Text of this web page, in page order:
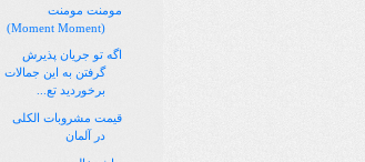
مومنت مومنت
(Moment Moment)
اگه تو جریان پذیرش
گرفتن به این جمالات
برخوردید تع...
قیمت مشروبات الکلی
در آلمان